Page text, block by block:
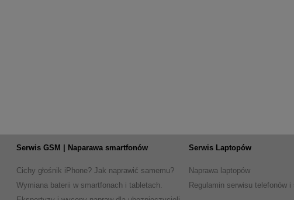
Serwis GSM | Naparawa smartfonów
Cichy głośnik iPhone? Jak naprawić samemu?
Wymiana baterii w smartfonach i tabletach.
Serwis Laptopów
Naprawa laptopów
Regulamin serwisu telefonów i